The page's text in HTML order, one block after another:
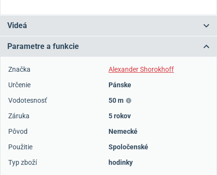
Videá
Parametre a funkcie
Značka
Alexander Shorokhoff
Určenie
Pánske
Vodotesnosť
50 m
Záruka
5 rokov
Pôvod
Nemecké
Použitie
Spoločenské
Typ zboží
hodinky